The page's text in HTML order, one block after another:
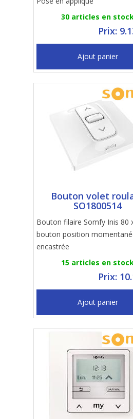
30 articles en
Prix:
Ajout panier
Bouton volet
SO1800514
Bouton filaire Somfy Inis 80
bouton position
encastrée
15 articles en
Prix:
Ajout panier